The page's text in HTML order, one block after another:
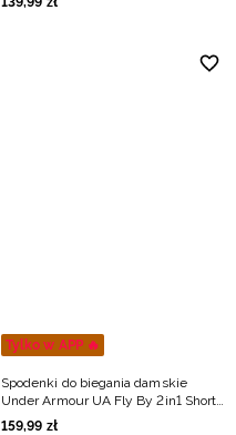
Tylko w APP 🔥
Spodenki do biegania damskie
Under Armour UA Fly By 2in1 Short
- czarne
159,99 zł